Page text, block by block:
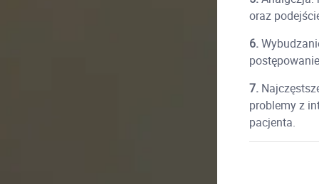
oraz
6.
7.
problemy z
pacjenta.